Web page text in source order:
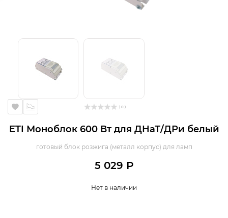
( 0 )
ETI Моноблок 600 Вт для ДНаТ/ДРи белый
готовый блок розжига (металл корпус) для ламп
5 029 Р
Нет в наличии